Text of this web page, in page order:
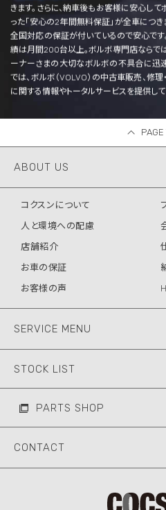
きます。さらに、納車後もお客様に安心し
った「安心の2年間無料保証」が全車につ
全国対応の保証が付いているので安心です
績は月間200台以上。ボルボ専門店ならで
ーナーさまの大切なボルボの不具合に迅
では、ボルボ（VOLVO）の中古車販売、修
に関する情報やトータルサービスを提供し
PAGE
ABOUT US
コクスンについて
人と環境への配慮
店舗紹介
お車の保証
お客様の声
SERVICE MENU
STOCK LIST
PARTS SHOP
CONTACT